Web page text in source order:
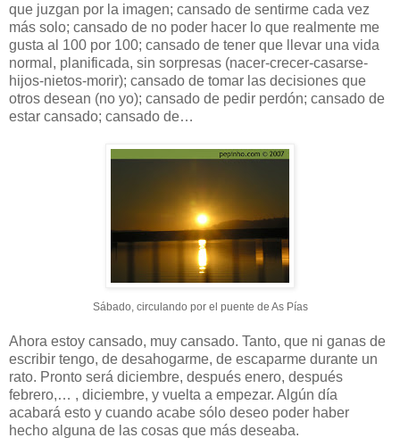
que juzgan por la imagen; cansado de sentirme cada vez
más solo; cansado de no poder hacer lo que realmente me
gusta al 100 por 100; cansado de tener que llevar una vida
normal, planificada, sin sorpresas (nacer-crecer-casarse-
hijos-nietos-morir); cansado de tomar las decisiones que
otros desean (no yo); cansado de pedir perdón; cansado de
estar cansado; cansado de…
Sábado, circulando por el puente de As Pías
Ahora estoy cansado, muy cansado. Tanto, que ni ganas de
escribir tengo, de desahogarme, de escaparme durante un
rato. Pronto será diciembre, después enero, después
febrero,… , diciembre, y vuelta a empezar. Algún día
acabará esto y cuando acabe sólo deseo poder haber
hecho alguna de las cosas que más deseaba.